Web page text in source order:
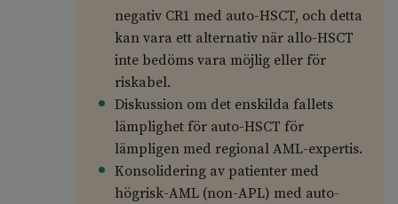
negativ CR1 med auto-HSCT, och detta
kan vara ett alternativ när allo-HSCT
inte bedöms vara möjlig eller för
riskabel.
Diskussion om det enskilda fallets
lämplighet för auto-HSCT för
lämpligen med regional AML-expertis.
Konsolidering av patienter med
högrisk-AML (non-APL) med auto-